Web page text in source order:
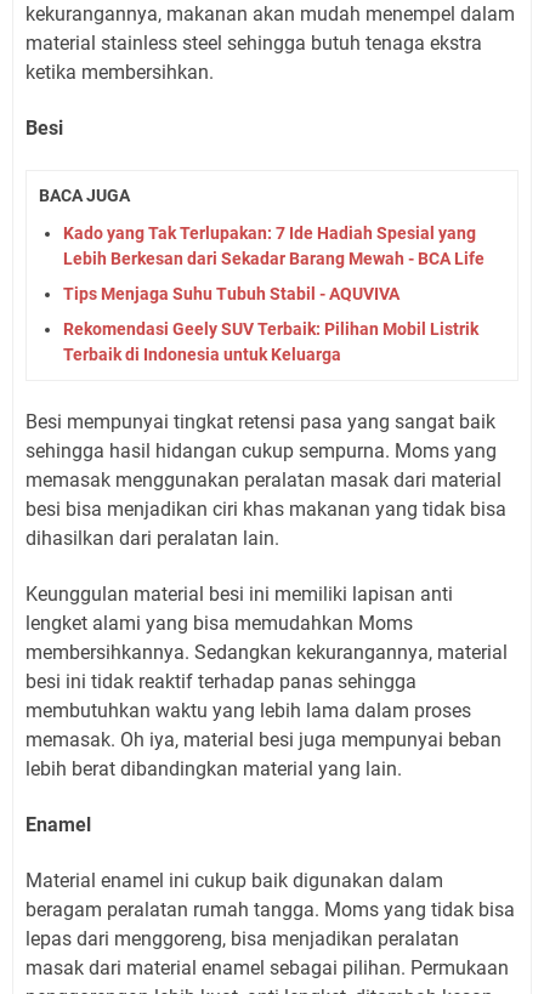
kekurangannya, makanan akan mudah menempel dalam
material stainless steel sehingga butuh tenaga ekstra
ketika membersihkan.
Besi
BACA JUGA
Kado yang Tak Terlupakan: 7 Ide Hadiah Spesial yang
Lebih Berkesan dari Sekadar Barang Mewah - BCA Life
Tips Menjaga Suhu Tubuh Stabil - AQUVIVA
Rekomendasi Geely SUV Terbaik: Pilihan Mobil Listrik
Terbaik di Indonesia untuk Keluarga
Besi mempunyai tingkat retensi pasa yang sangat baik
sehingga hasil hidangan cukup sempurna. Moms yang
memasak menggunakan peralatan masak dari material
besi bisa menjadikan ciri khas makanan yang tidak bisa
dihasilkan dari peralatan lain.
Keunggulan material besi ini memiliki lapisan anti
lengket alami yang bisa memudahkan Moms
membersihkannya. Sedangkan kekurangannya, material
besi ini tidak reaktif terhadap panas sehingga
membutuhkan waktu yang lebih lama dalam proses
memasak. Oh iya, material besi juga mempunyai beban
lebih berat dibandingkan material yang lain.
Enamel
Material enamel ini cukup baik digunakan dalam
beragam peralatan rumah tangga. Moms yang tidak bisa
lepas dari menggoreng, bisa menjadikan peralatan
masak dari material enamel sebagai pilihan. Permukaan